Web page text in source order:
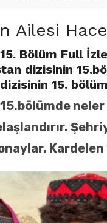
Ailesi
Bölüm Full
dizisinin 15.
15.
15.bölümde neler
Kardelen